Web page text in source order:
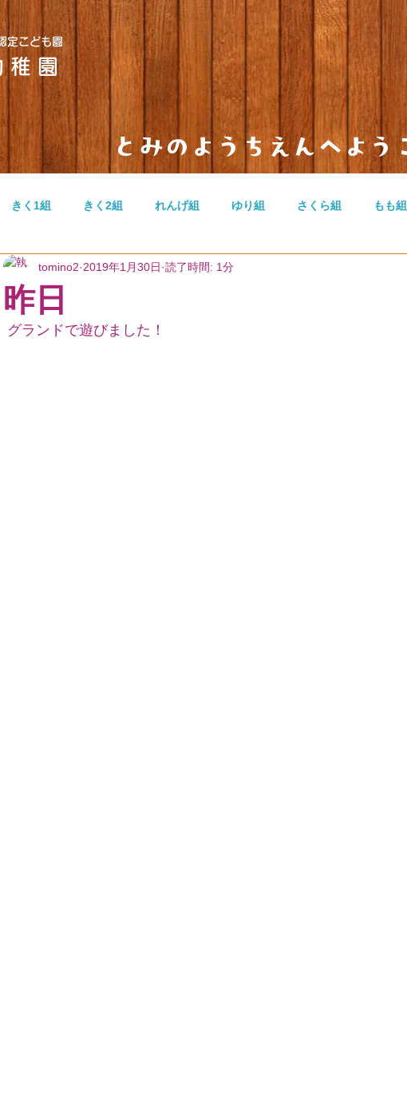
定こども園
稚園
とみのようちえんへよう
きく1組 きく2組 れんげ組 ゆり組 さくら組 もも組
ふたば組 無題のカテゴリー 無題のカテゴリー
昨日
tomino2 2019年1月30日 読了時間: 1分
グランドで遊びました！